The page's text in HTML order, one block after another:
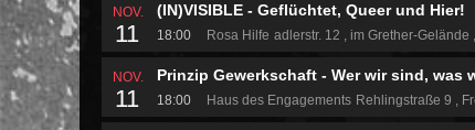
NOV.
11
(IN)VISIBLE - Geflüchtet, Queer und Hier!
18:00 Rosa Hilfe adlerstr. 12 im Grether-Gelände
NOV.
11
Prinzip Gewerkschaft - Wer wir sind, was
18:00 Haus des Engagements Rehlingstraße 9